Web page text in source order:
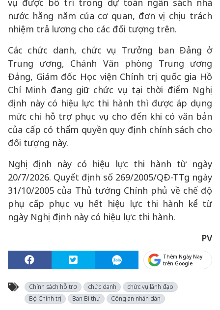
vụ được bố trí trong dự toán ngân sách nhà
nước hằng năm của cơ quan, đơn vị chịu trách
nhiệm trả lương cho các đối tượng trên.
Các chức danh, chức vụ Trưởng ban Đảng ở
Trung ương, Chánh Văn phòng Trung ương
Đảng, Giám đốc Học viện Chính trị quốc gia Hồ
Chí Minh đang giữ chức vụ tại thời điểm Nghị
định này có hiệu lực thi hành thì được áp dụng
mức chi hỗ trợ phục vụ cho đến khi có văn bản
của cấp có thẩm quyền quy định chính sách cho
đối tượng này.
Nghị định này có hiệu lực thi hành từ ngày
20/7/2026. Quyết định số 269/2005/QĐ-TTg ngày
31/10/2005 của Thủ tướng Chính phủ về chế độ
phụ cấp phục vụ hết hiệu lực thi hành kể từ
ngày Nghị định này có hiệu lực thi hành.
PV
Thêm Ngày Nay
trên Google
Chính sách hỗ trợ chức danh
chức vụ lãnh đạo
Bộ Chính trị
Ban Bí thư Công an nhân dân